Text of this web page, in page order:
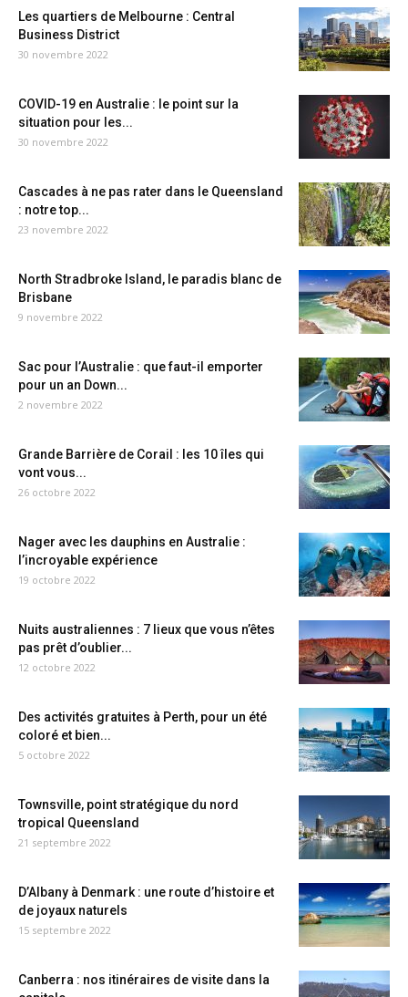
Les quartiers de Melbourne : Central
Business District
30 novembre 2022
COVID-19 en Australie : le point sur la
situation pour les...
30 novembre 2022
Cascades à ne pas rater dans le Queensland
: notre top...
23 novembre 2022
North Stradbroke Island, le paradis blanc de
Brisbane
9 novembre 2022
Sac pour l’Australie : que faut-il emporter
pour un an Down...
2 novembre 2022
Grande Barrière de Corail : les 10 îles qui
vont vous...
26 octobre 2022
Nager avec les dauphins en Australie :
l’incroyable expérience
19 octobre 2022
Nuits australiennes : 7 lieux que vous n’êtes
pas prêt d’oublier...
12 octobre 2022
Des activités gratuites à Perth, pour un été
coloré et bien...
5 octobre 2022
Townsville, point stratégique du nord
tropical Queensland
21 septembre 2022
D’Albany à Denmark : une route d’histoire et
de joyaux naturels
15 septembre 2022
Canberra : nos itinéraires de visite dans la